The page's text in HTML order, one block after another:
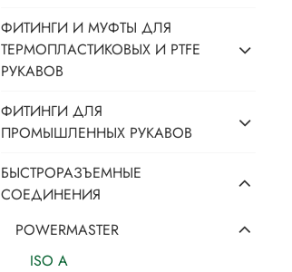
ФИТИНГИ И МУФТЫ ДЛЯ
ТЕРМОПЛАСТИКОВЫХ И PTFE
РУКАВОВ
ФИТИНГИ ДЛЯ
ПРОМЫШЛЕННЫХ РУКАВОВ
БЫСТРОРАЗЪЕМНЫЕ
СОЕДИНЕНИЯ
POWERMASTER
ISO A